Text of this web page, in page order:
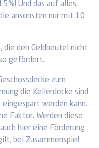
Und das auf alles,
ansonsten nur mit 10
die den Geldbeutel nicht
gefördert.
zum
die Kellerdecke sind
eingespart werden kann.
Faktor. Werden diese
hier eine Förderung
bei Zusammenspiel